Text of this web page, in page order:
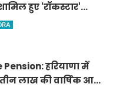
हुए 'रॉकस्टार'
करने वाले बने मात्र
Pension: हरियाणा में
लाख की वार्षिक आय